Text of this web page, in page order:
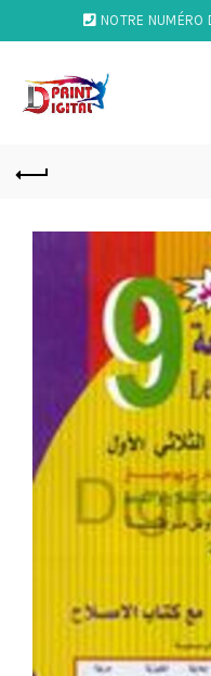
NOTRE NUMÉRO